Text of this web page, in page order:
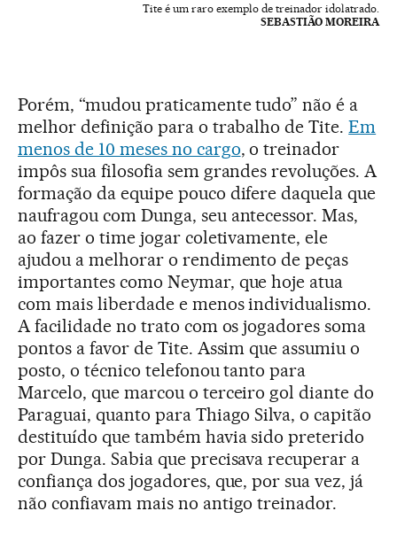
Tite é um raro exemplo de treinador idolatrado.
SEBASTIÃO MOREIRA
Porém, “mudou praticamente tudo” não é a
melhor definição para o trabalho de Tite.Em
menos de 10 meses no cargo, o treinador
impôs sua filosofia sem grandes revoluções. A
formação da equipe pouco difere daquela que
naufragou com Dunga, seu antecessor. Mas,
ao fazer o time jogar coletivamente, ele
ajudou a melhorar o rendimento de peças
importantes como Neymar, que hoje atua
com mais liberdade e menos individualismo.
A facilidade no trato com os jogadores soma
pontos a favor de Tite. Assim que assumiu o
posto, o técnico telefonou tanto para
Marcelo, que marcou o terceiro gol diante do
Paraguai, quanto para Thiago Silva, o capitão
destituído que também havia sido preterido
por Dunga. Sabia que precisava recuperar a
confiança dos jogadores, que, por sua vez, já
não confiavam mais no antigo treinador.